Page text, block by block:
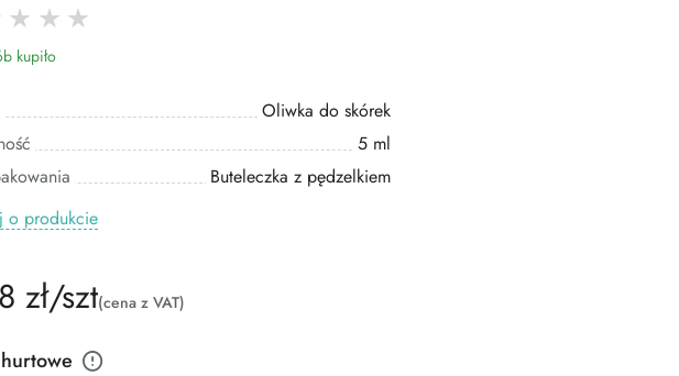
kupiło
Oliwka do skórek
5 ml
Buteleczka z pędzelkiem
o produkcie
zł/szt(cena z VAT)